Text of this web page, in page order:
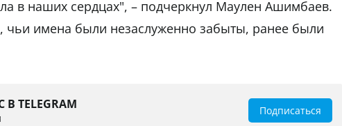
в наших сердцах", – подчеркнул Маулен Ашимбаев.
чьи имена были незаслуженно забыты, ранее были
TELEGRAM Подписаться